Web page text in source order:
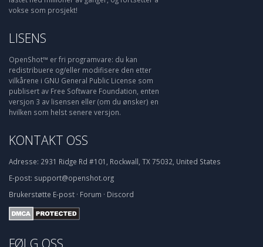
vokse som prosjekt!
LISENS
OpenShot™ er fri programvare: du kan
redistribuere og/eller modifisere den etter
vilkårene i GNU General Public License som
publisert av Free Software Foundation, enten
versjon 3 av lisensen eller (om du ønsker) en
hvilken som helst senere versjon.
KONTAKT OSS
Adresse: 2931 Ridge Rd #101, Rockwall, TX 75032, United States
E-post: support@openshot.org
Brukerstøtte E-post · Forum · Discord
FØLG OSS